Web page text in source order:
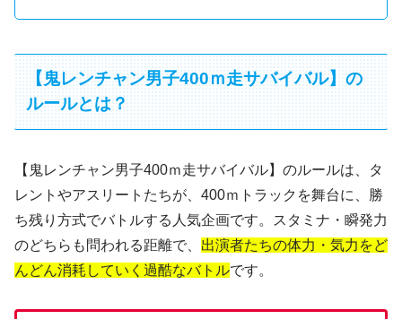
【鬼レンチャン男子400ｍ走サバイバル】の
ルールとは？
【鬼レンチャン男子400ｍ走サバイバル】のルールは、タ
レントやアスリートたちが、400ｍトラックを舞台に、勝
ち残り方式でバトルする人気企画です。スタミナ・瞬発力
のどちらも問われる距離で、 出演者たちの体力・気力をど
んどん消耗していく過酷なバトルです。